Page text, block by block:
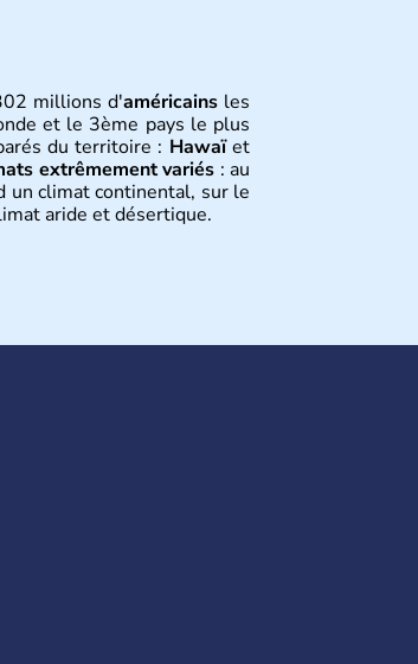
millions d'américainsles
et le 3ème pays le plus
du territoire : Hawaïet
extrêmement variés : au
un climat continental, sur le
aride et désertique.
constitution en 1787. La
phase de développement